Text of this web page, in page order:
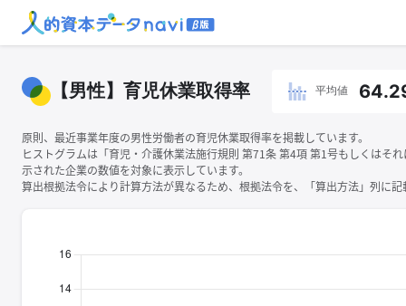
【男性】育児休業取得率 平均値
原則、最近事業年度の男性労働者の育児休業取得率を掲載しています。
ヒストグラムは「育児・介護休業法施行規則 第71条 第4項 第1号もしくはそ
示された企業の数値を対象に表示しています。
算出根拠法令により計算方法が異なるため、根拠法令を、「算出方法」列に